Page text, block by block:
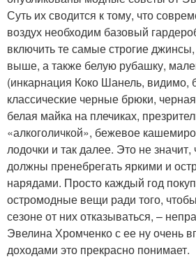
Суть их сводится к тому, что
воздух необходим базовый
включить те самые строгие
выше, а также белую рубашку,
(инкарнация Коко Шанель, видимо,
классические черные брюки,
белая майка на плечиках,
«алкоголичкой», бежевое
лодочки и так далее. Это не
должны пренебрегать яркими и
нарядами. Просто каждый год
остромодные вещи ради того,
сезоне от них отказываться, –
Эвелина Хромченко с ее ну очень
доходами это прекрасно понимает.